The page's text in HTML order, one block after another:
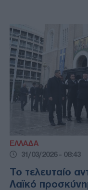
ΕΛΛΑΔΑ
31/03/2026 - 08:43
Το τελευταίο
Λαϊκό